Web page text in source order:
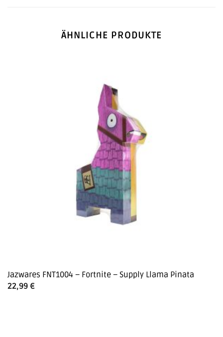
ÄHNLICHE PRODUKTE
Jazwares FNT1004 – Fortnite – Supply Llama Pinata
22,99 €